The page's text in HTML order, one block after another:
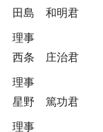
田島 和明君
理事
西条 庄治君
理事
星野 篤功君
理事